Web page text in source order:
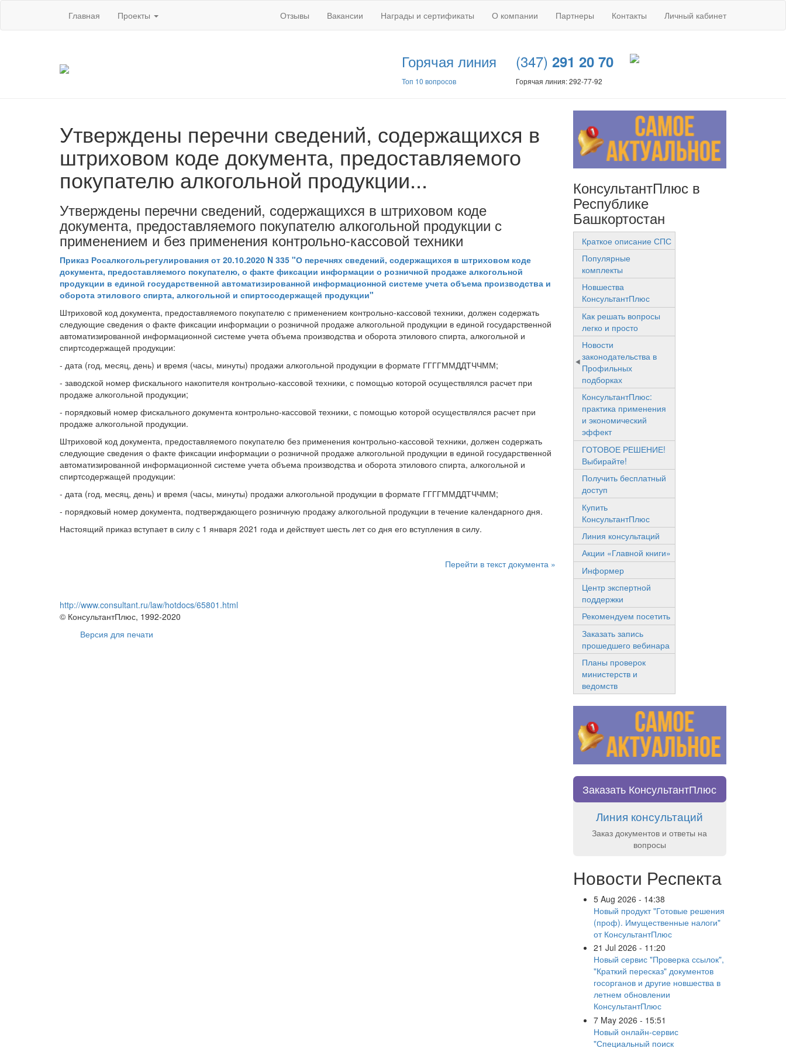
Главная Проекты Отзывы Вакансии Награды и сертификаты О компании Партнеры Контакты Личный кабинет
Горячая линия
Топ 10 вопросов
(347) 291 20 70
Горячая линия: 292-77-92
Утверждены перечни сведений, содержащихся в
штриховом коде документа, предоставляемого
покупателю алкогольной продукции...
Утверждены перечни сведений, содержащихся в штриховом коде
документа, предоставляемого покупателю алкогольной продукции с
применением и без применения контрольно-кассовой техники
Приказ Росалкогольрегулирования от 20.10.2020 N 335 "О перечнях сведений, содержащихся в штриховом коде
документа, предоставляемого покупателю, о факте фиксации информации о розничной продаже алкогольной
продукции в единой государственной автоматизированной информационной системе учета объема производства и
оборота этилового спирта, алкогольной и спиртосодержащей продукции"
Штриховой код документа, предоставляемого покупателю с применением контрольно-кассовой техники, должен содержать
следующие сведения о факте фиксации информации о розничной продаже алкогольной продукции в единой государственной
автоматизированной информационной системе учета объема производства и оборота этилового спирта, алкогольной и
спиртсодержащей продукции:
- дата (год, месяц, день) и время (часы, минуты) продажи алкогольной продукции в формате ГГГГММДДТЧЧММ;
- заводской номер фискального накопителя контрольно-кассовой техники, с помощью которой осуществлялся расчет при
продаже алкогольной продукции;
- порядковый номер фискального документа контрольно-кассовой техники, с помощью которой осуществлялся расчет при
продаже алкогольной продукции.
Штриховой код документа, предоставляемого покупателю без применения контрольно-кассовой техники, должен содержать
следующие сведения о факте фиксации информации о розничной продаже алкогольной продукции в единой государственной
автоматизированной информационной системе учета объема производства и оборота этилового спирта, алкогольной и
спиртсодержащей продукции:
- дата (год, месяц, день) и время (часы, минуты) продажи алкогольной продукции в формате ГГГГММДДТЧЧММ;
- порядковый номер документа, подтверждающего розничную продажу алкогольной продукции в течение календарного дня.
Настоящий приказ вступает в силу с 1 января 2021 года и действует шесть лет со дня его вступления в силу.
Перейти в текст документа »
http://www.consultant.ru/law/hotdocs/65801.html
© КонсультантПлюс, 1992-2020
Версия для печати
КонсультантПлюс в
Республике
Башкортостан
Краткое описание СПС
Популярные
комплекты
Новшества
КонсультантПлюс
Как решать вопросы
легко и просто
Новости
законодательства в
Профильных
подборках
КонсультантПлюс:
практика применения
и экономический
эффект
ГОТОВОЕ РЕШЕНИЕ!
Выбирайте!
Получить бесплатный
доступ
Купить
КонсультантПлюс
Линия консультаций
Акции «Главной книги»
Информер
Центр экспертной
поддержки
Рекомендуем посетить
Заказать запись
прошедшего вебинара
Планы проверок
министерств и
ведомств
Заказать КонсультантПлюс
Линия консультаций
Заказ документов и ответы на
вопросы
Новости Респекта
5 Aug 2026 - 14:38
Новый продукт "Готовые решения
(проф). Имущественные налоги"
от КонсультантПлюс
21 Jul 2026 - 11:20
Новый сервис "Проверка ссылок",
"Краткий пересказ" документов
госорганов и другие новшества в
летнем обновлении
КонсультантПлюс
7 May 2026 - 15:51
Новый онлайн-сервис
"Специальный поиск